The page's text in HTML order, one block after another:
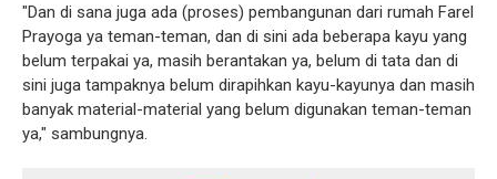
"Dan di sana juga ada (proses) pembangunan dari rumah Farel
Prayoga ya teman-teman, dan di sini ada beberapa kayu yang
belum terpakai ya, masih berantakan ya, belum di tata dan di
sini juga tampaknya belum dirapihkan kayu-kayunya dan masih
banyak material-material yang belum digunakan teman-teman
ya," sambungnya.